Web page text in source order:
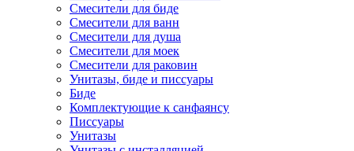
Смесители для биде
Смесители для ванн
Смесители для душа
Смесители для моек
Смесители для раковин
Унитазы, биде и писсуары
Биде
Комплектующие к санфаянсу
Писсуары
Унитазы